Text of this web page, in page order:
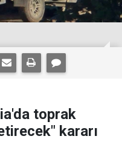
toprak
kararı